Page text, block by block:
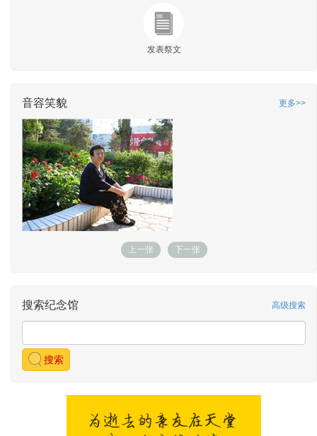
发表祭文
音容笑貌 更多>>
上一张 下一张
搜索纪念馆 高级搜索
搜索